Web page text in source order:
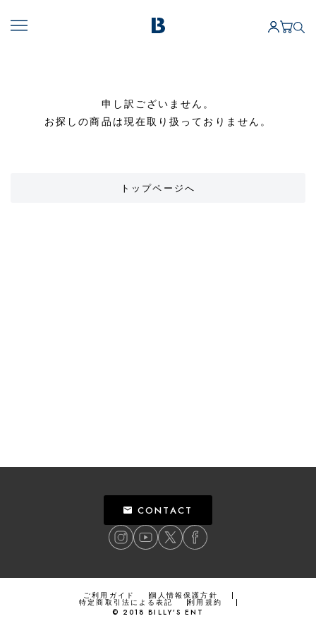
申し訳ございません。
お探しの商品は現在取り扱っておりません。
トップページへ
CONTACT
ご利用ガイド 個人情報保護方針
特定商取引法による表記
利用規約
© 2018 BILLY’S ENT